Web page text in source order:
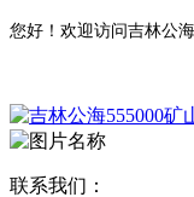
您好！欢迎访问吉林公
联系我们：